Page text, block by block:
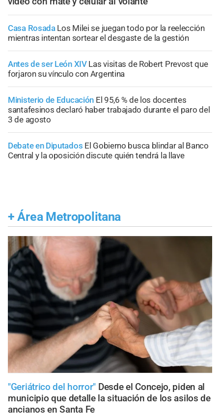
Casa Rosada Los Milei se juegan todo por la reelección
mientras intentan sortear el desgaste de la gestión
Antes de ser León XIV Las visitas de Robert Prevost que
forjaron su vínculo con Argentina
Ministerio de Educación El 95,6 % de los docentes
santafesinos declaró haber trabajado durante el paro del
3 de agosto
Debate en Diputados El Gobierno busca blindar al Banco
Central y la oposición discute quién tendrá la llave
+ Área Metropolitana
"Geriátrico del horror" Desde el Concejo, piden al
municipio que detalle la situación de los asilos de
ancianos en Santa Fe